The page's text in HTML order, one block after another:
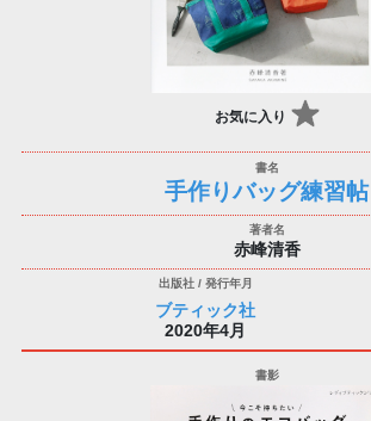
お気に入り
手作りバッグ練習帖
赤峰清香
ブティック社
2020年4月